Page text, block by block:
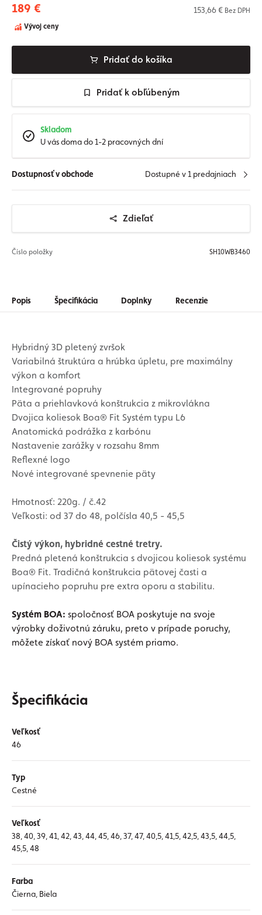
189 € 153,66 € Bez DPH
Vývoj ceny
Pridať do košíka
Pridať k obľúbeným
Skladom
U vás doma do 1-2 pracovných dní
Dostupnosť v obchode Dostupné v 1 predajniach
Zdieľať
Číslo položky SH10WB3460
Popis Špecifikácia Doplnky Recenzie
Hybridný 3D pletený zvršok
Variabilná štruktúra a hrúbka úpletu, pre maximálny
výkon a komfort
Integrované popruhy
Päta a priehlavková konštrukcia z mikrovlákna
Dvojica koliesok Boa® Fit Systém typu L6
Anatomická podrážka z karbónu
Nastavenie zarážky v rozsahu 8mm
Reflexné logo
Nové integrované spevnenie päty
Hmotnosť: 220g. / č.42
Veľkosti: od 37 do 48, polčísla 40,5 - 45,5
Čistý výkon, hybridné cestné tretry.
Predná pletená konštrukcia s dvojicou koliesok systému
Boa® Fit. Tradičná konštrukcia pätovej časti a
upínacieho popruhu pre extra oporu a stabilitu.
Systém BOA: spoločnosť BOA poskytuje na svoje
výrobky doživotnú záruku, preto v prípade poruchy,
môžete získať nový BOA systém priamo.
Špecifikácia
Veľkosť
46
Typ
Cestné
Veľkosť
38, 40, 39, 41, 42, 43, 44, 45, 46, 37, 47, 40,5, 41,5, 42,5, 43,5, 44,5,
45,5, 48
Farba
Čierna, Biela